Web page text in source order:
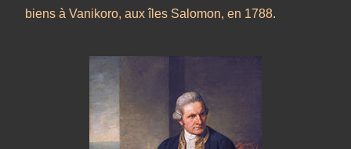
biens à Vanikoro, aux îles Salomon, en 1788.